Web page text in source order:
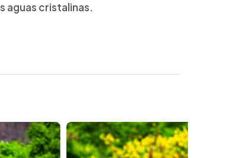
aguas cristalinas.
un destino turístico con riqueza
de ello. Ubicado en el distrito de
por su poza de aguas